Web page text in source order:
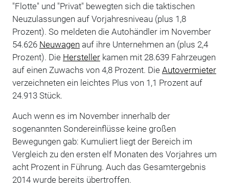
"Flotte" und "Privat" bewegten sich die taktischen
Neuzulassungen auf Vorjahresniveau (plus 1,8
Prozent). So meldeten die Autohändler im November
54.626 Neuwagen auf ihre Unternehmen an (plus 2,4
Prozent). Die Herstellerkamen mit 28.639 Fahrzeugen
auf einen Zuwachs von 4,8 Prozent. Die Autovermieter
verzeichneten ein leichtes Plus von 1,1 Prozent auf
24.913 Stück.
Auch wenn es im November innerhalb der
sogenannten Sondereinflüsse keine großen
Bewegungen gab: Kumuliert liegt der Bereich im
Vergleich zu den ersten elf Monaten des Vorjahres um
acht Prozent in Führung. Auch das Gesamtergebnis
2014 wurde bereits übertroffen.